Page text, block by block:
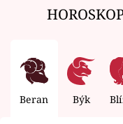
Beran Býk